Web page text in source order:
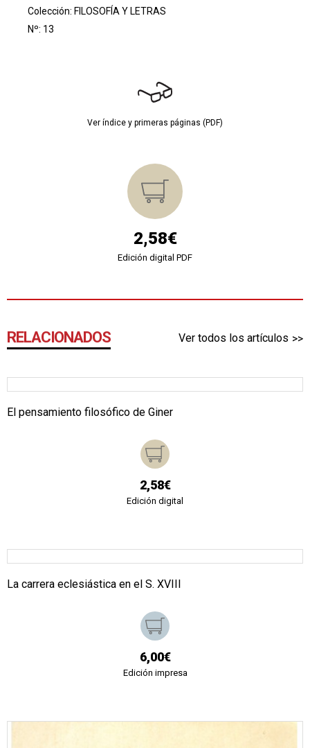
Colección: FILOSOFÍA Y LETRAS
Nº: 13
Ver índice y primeras páginas (PDF)
2,58€
Edición digital PDF
RELACIONADOS Ver todos los artículos
El pensamiento filosófico de Giner
2,58€
Edición digital
La carrera eclesiástica en el S. XVIII
6,00€
Edición impresa